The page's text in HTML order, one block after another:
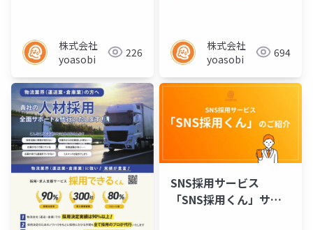
株式会社
yoasobi
226
株式会社
yoasobi
694
SNS採用サービス
「SNS採用くん」サー